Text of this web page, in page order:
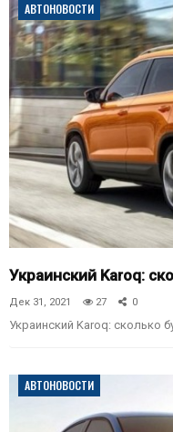
АВТОНОВОСТИ
Украинский Karoq:
Дек 31, 2021 27 0
Украинский Karoq: сколько
АВТОНОВОСТИ